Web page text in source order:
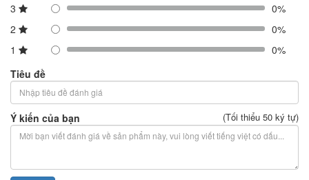
3
0%
2
0%
1
0%
Tiêu đề
Ý kiến của bạn (Tối thiểu 50 ký tự)